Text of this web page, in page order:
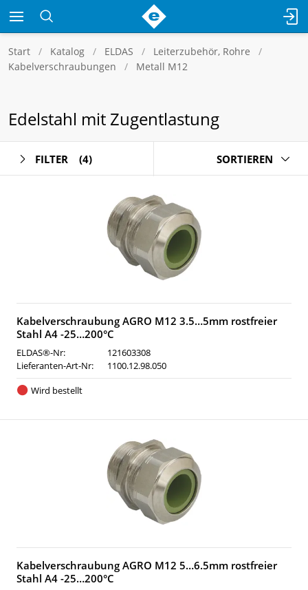
Start Katalog ELDAS
Leiterzubehör, Rohre
Kabelverschraubungen
Metall M12
Edelstahl mit Zugentlastung
FILTER (4) SORTIEREN
Kabelverschraubung AGRO M12 3.5…5mm rostfreier
Stahl A4 -25…200°C
ELDAS®-Nr:
121603308
Lieferanten-Art-Nr:
1100.12.98.050
Wird bestellt
Kabelverschraubung AGRO M12 5…6.5mm rostfreier
Stahl A4 -25…200°C